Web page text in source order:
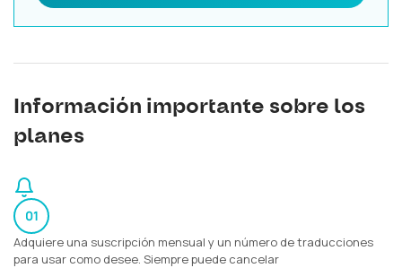
Información importante sobre los
planes
01
Adquiere una suscripción mensual y un número de traducciones
para usar como desee. Siempre puede cancelar